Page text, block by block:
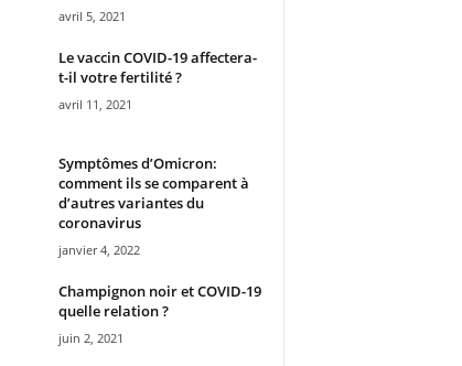
avril 5, 2021
Le vaccin COVID-19 affectera-
t-il votre fertilité ?
avril 11, 2021
Symptômes d’Omicron:
comment ils se comparent à
d’autres variantes du
coronavirus
janvier 4, 2022
Champignon noir et COVID-19
quelle relation ?
juin 2, 2021